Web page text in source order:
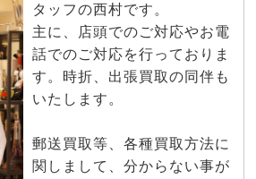
タッフの西村です。
主に、店頭でのご対応やお電
話でのご対応を行っておりま
す。時折、出張買取の同伴も
いたします。
郵送買取等、各種買取方法に
関しまして、分からない事が